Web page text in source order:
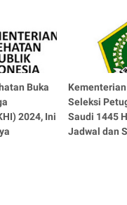
Buka
2024, Ini
Seleksi
Saudi 1445
Jadwal dan